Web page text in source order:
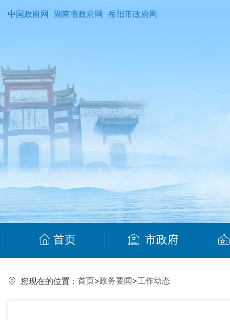
中国政府网 湖南省政府网 岳阳市政府网
首页 市政府
您现在的位置： 首页>政务要闻>工作动态